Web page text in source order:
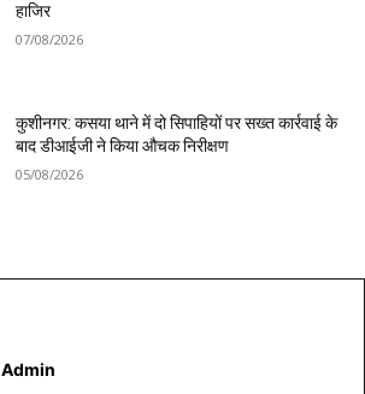
हाजिर
07/08/2026
कुशीनगर: कसया थाने में दो सिपाहियों पर सख्त कार्रवाई के
बाद डीआईजी ने किया औचक निरीक्षण
05/08/2026
Admin